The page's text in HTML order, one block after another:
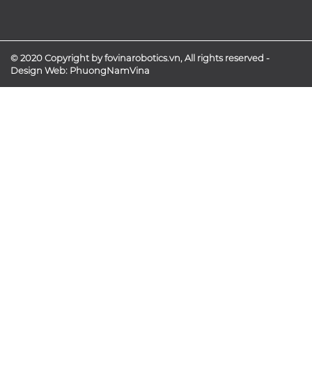
© 2020 Copyright by fovinarobotics.vn, All rights reserved -
Design Web: PhuongNamVina